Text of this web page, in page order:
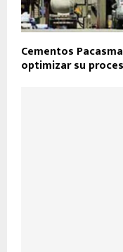
Cementos
optimizar su